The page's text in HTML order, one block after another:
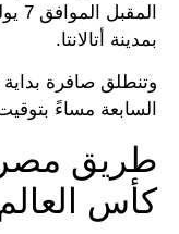
بمدينة أتالانتا.
وتنطلق صافرة بداية
السابعة مساءً
طريق مصر
كأس العالم 2026